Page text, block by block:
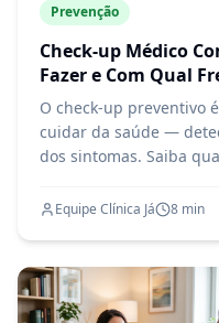
Prevenção
Check-up Médico
Fazer e Com Qual
O check-up preventivo
cuidar da saúde —
dos sintomas. Saiba
consultar o médico.
Equipe Clínica Já 8 min